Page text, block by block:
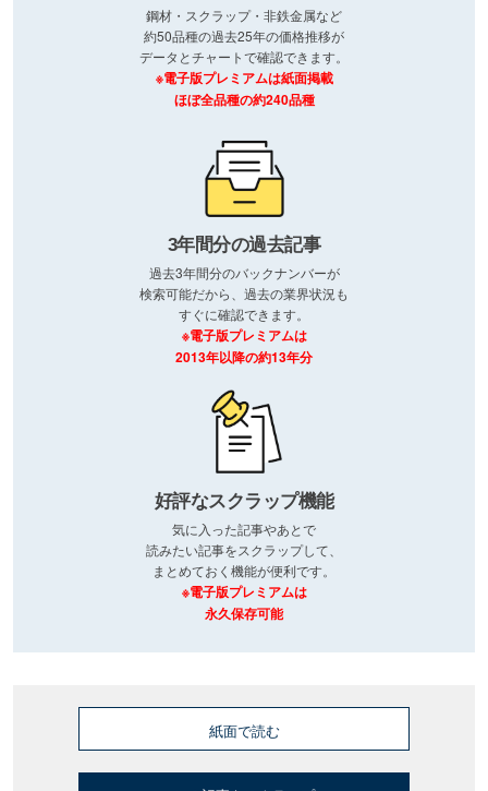
鋼材・スクラップ・非鉄金属など
約50品種の過去25年の価格推移が
データとチャートで確認できます。
※電子版プレミアムは紙面掲載
ほぼ全品種の約240品種
3年間分の過去記事
過去3年間分のバックナンバーが
検索可能だから、過去の業界状況も
すぐに確認できます。
※電子版プレミアムは
2013年以降の約13年分
好評なスクラップ機能
気に入った記事やあとで
読みたい記事をスクラップして、
まとめておく機能が便利です。
※電子版プレミアムは
永久保存可能
紙面で読む